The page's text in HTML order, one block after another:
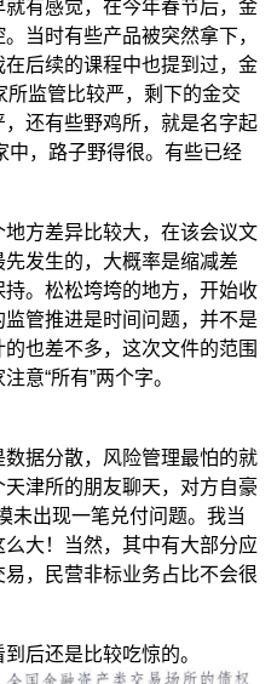
有感觉，在今年春节后，金
当时有些产品被突然拿下，
后续的课程中也提到过，金
监管比较严，剩下的金交
还有些野鸡所，就是名字起
中，路子野得很。有些已经
方差异比较大，在该会议文
发生的，大概率是缩减差
。松松垮垮的地方，开始收
管推进是时间问题，并不是
也差不多，这次文件的范围
意“所有”两个字。
据分散，风险管理最怕的就
津所的朋友聊天，对方自豪
未出现一笔兑付问题。我当
大！当然，其中有大部分应
，民营非标业务占比不会很
后还是比较吃惊的。